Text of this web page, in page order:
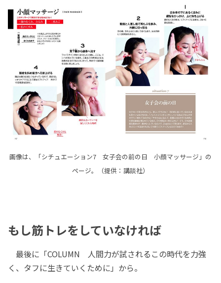
画像は、「シチュエーション7 女子会の前の日 小顔マッサージ」の
ページ。（提供：講談社）
もし筋トレをしていなければ
最後に「COLUMN 人間力が試されるこの時代を力強
く、タフに生きていくために」から。